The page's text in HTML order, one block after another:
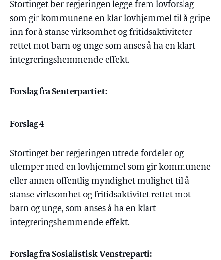
Stortinget ber regjeringen legge frem lovforslag
som gir kommunene en klar lovhjemmel til å gripe
inn for å stanse virksomhet og fritidsaktiviteter
rettet mot barn og unge som anses å ha en klart
integreringshemmende effekt.
Forslag fra Senterpartiet:
Forslag 4
Stortinget ber regjeringen utrede fordeler og
ulemper med en lovhjemmel som gir kommunene
eller annen offentlig myndighet mulighet til å
stanse virksomhet og fritidsaktivitet rettet mot
barn og unge, som anses å ha en klart
integreringshemmende effekt.
Forslag fra Sosialistisk Venstreparti: